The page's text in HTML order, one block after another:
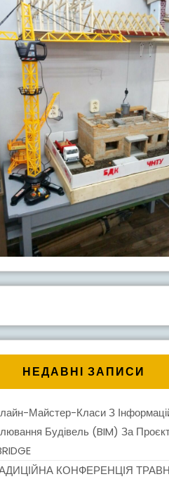
НЕДАВНІ ЗАПИСИ
Майстер-Класи З
Будівель (BIM) За
КОНФЕРЕНЦІЯ